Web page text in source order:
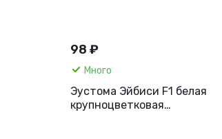
98 ₽
Много
Эустома Эйбиси F1 белая
крупноцветковая